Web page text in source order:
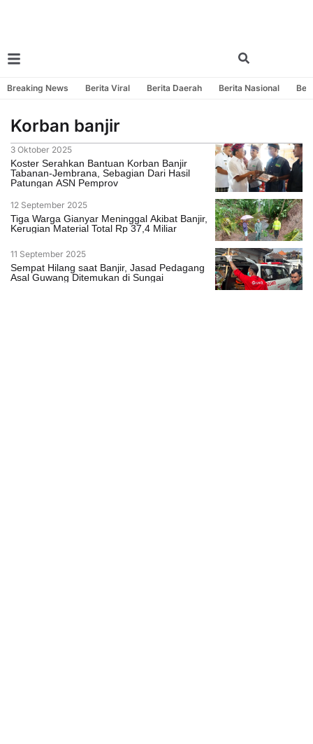
Breaking News Berita Viral Berita Daerah Berita Nasional
Korban banjir
3 Oktober 2025
Koster Serahkan Bantuan Korban Banjir
Tabanan-Jembrana, Sebagian Dari Hasil
Patungan ASN Pemprov
12 September 2025
Tiga Warga Gianyar Meninggal Akibat Banjir,
Kerugian Material Total Rp 37,4 Miliar
11 September 2025
Sempat Hilang saat Banjir, Jasad Pedagang
Asal Guwang Ditemukan di Sungai